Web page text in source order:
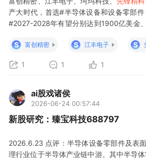
产大时代，首选#半导体设备和设备零部
#2027-2028年有望分别达到1900亿美金
S
富创精密 S 江丰电子 S
1 1 1
ai股戏诸侯
2026-06-24 00:57:44
新股研究：臻宝科技688797
2026.6.23 点评：半导体设备零部件及表
理行业位于半导体产业链中游。其中半导